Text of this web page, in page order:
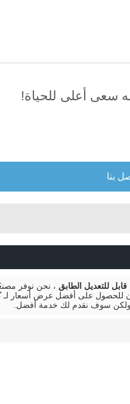
بنا
للتعديل الطابق ، نحن نوفر
للحصول على أفضل عرض أسعار لـ
سوف نقدم لك خدمة أفضل.